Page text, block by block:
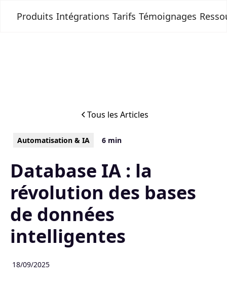
Produits Intégrations Tarifs Témoignages
Tous les Articles
Automatisation & IA 6 min
Database IA : la
révolution des bases
de données
intelligentes
18/09/2025